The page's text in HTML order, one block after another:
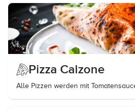
Pizza Calzone
Alle Pizzen werden mit